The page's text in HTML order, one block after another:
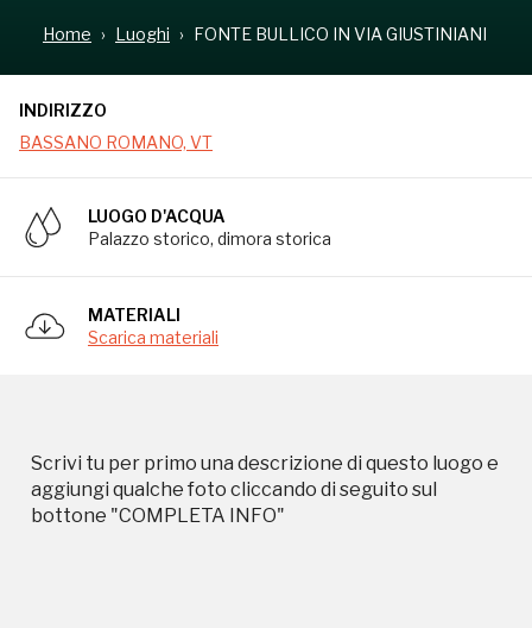
Home Luoghi FONTE BULLICO IN VIA GIUSTINIANI
INDIRIZZO
BASSANO ROMANO, VT
LUOGO D'ACQUA
Palazzo storico, dimora storica
MATERIALI
Scarica materiali
Scrivi tu per primo una descrizione di questo luogo e
aggiungi qualche foto cliccando di seguito sul
bottone "COMPLETA INFO"
Storico campagne in questo
I Luoghi del Cuore